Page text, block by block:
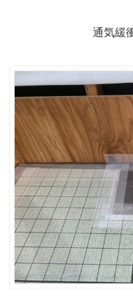
通気緩